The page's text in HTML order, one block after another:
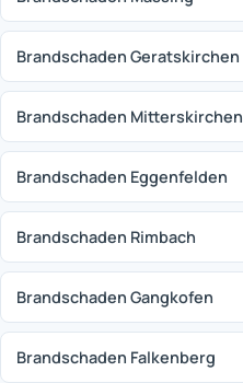
Brandschaden Geratskirchen
Brandschaden Mitterskirchen
Brandschaden Eggenfelden
Brandschaden Rimbach
Brandschaden Gangkofen
Brandschaden Falkenberg